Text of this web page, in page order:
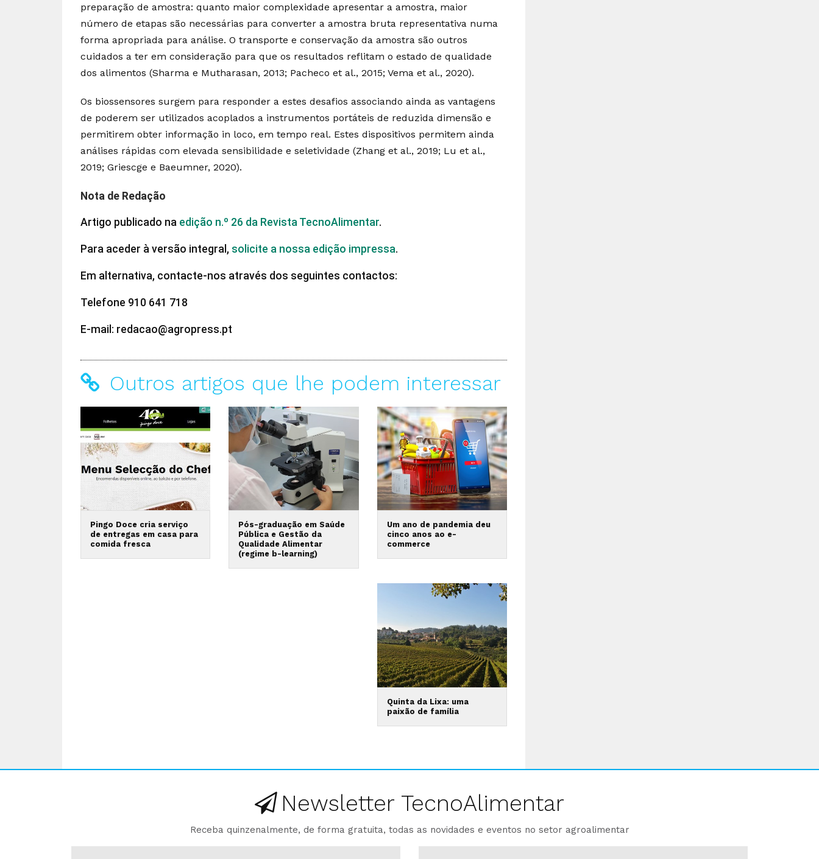
preparação de amostra: quanto maior complexidade apresentar a amostra, maior
número de etapas são necessárias para converter a amostra bruta representativa numa
forma apropriada para análise. O transporte e conservação da amostra são outros
cuidados a ter em consideração para que os resultados reflitam o estado de qualidade
dos alimentos (Sharma e Mutharasan, 2013; Pacheco et al., 2015; Vema et al., 2020).
Os biossensores surgem para responder a estes desafios associando ainda as vantagens
de poderem ser utilizados acoplados a instrumentos portáteis de reduzida dimensão e
permitirem obter informação in loco, em tempo real. Estes dispositivos permitem ainda
análises rápidas com elevada sensibilidade e seletividade (Zhang et al., 2019; Lu et al.,
2019; Griescge e Baeumner, 2020).
Nota de Redação
Artigo publicado na edição n.º 26 da Revista TecnoAlimentar.
Para aceder à versão integral, solicite a nossa edição impressa.
Em alternativa, contacte-nos através dos seguintes contactos:
Telefone 910 641 718
E-mail: redacao@agropress.pt
Outros artigos que lhe podem interessar
Pingo Doce cria serviço
de entregas em casa para
comida fresca
Pós-graduação em Saúde
Pública e Gestão da
Qualidade Alimentar
(regime b-learning)
Um ano de pandemia deu
cinco anos ao e-
commerce
Quinta da Lixa: uma
paixão de família
Newsletter TecnoAlimentar
Receba quinzenalmente, de forma gratuita, todas as novidades e eventos no setor agroalimentar